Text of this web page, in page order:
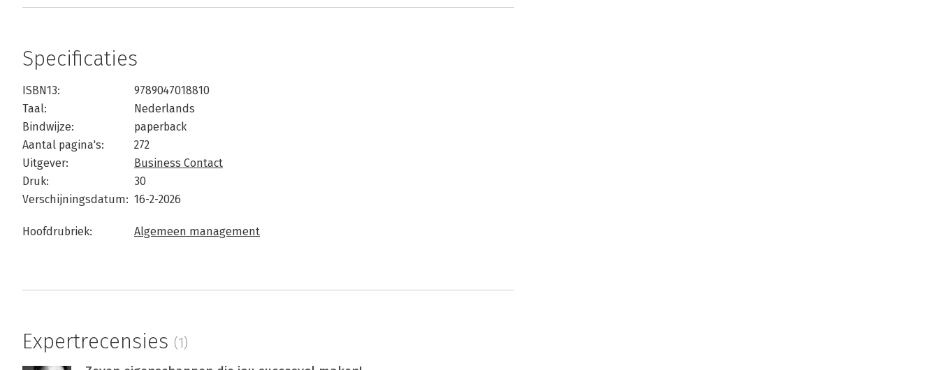
Specificaties
ISBN13:
9789047018810
Taal:
Nederlands
Bindwijze:
paperback
Aantal pagina's:
272
Uitgever:
Business Contact
Druk:
30
Verschijningsdatum: 16-2-2026
Hoofdrubriek: Algemeen management
Expertrecensies (1)